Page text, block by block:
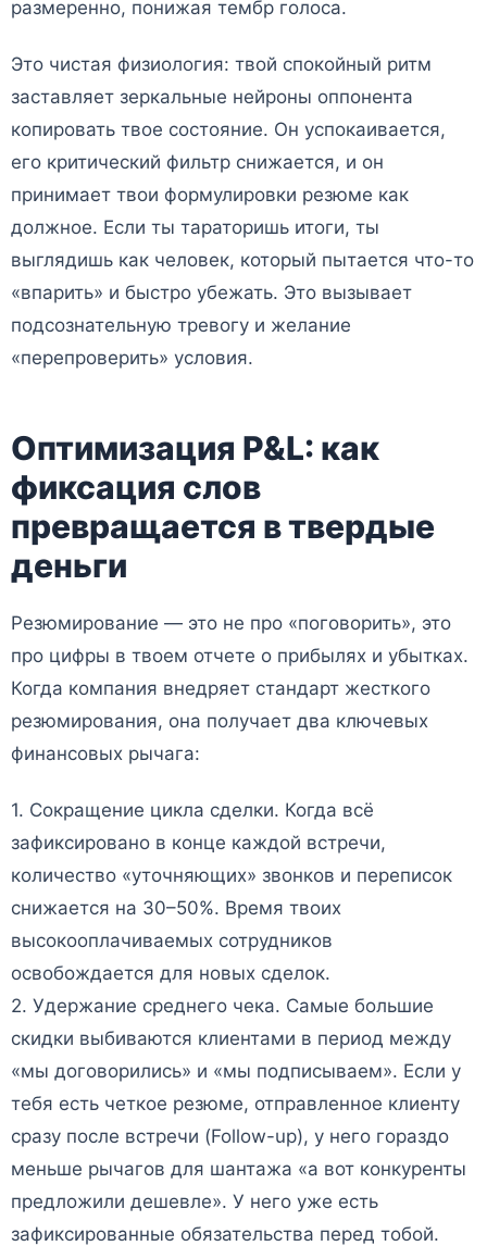
размеренно, понижая тембр голоса.
Это чистая физиология: твой спокойный ритм
заставляет зеркальные нейроны оппонента
копировать твое состояние. Он успокаивается,
его критический фильтр снижается, и он
принимает твои формулировки резюме как
должное. Если ты тараторишь итоги, ты
выглядишь как человек, который пытается что-то
«впарить» и быстро убежать. Это вызывает
подсознательную тревогу и желание
«перепроверить» условия.
Оптимизация P&L: как
фиксация слов
превращается в твердые
деньги
Резюмирование — это не про «поговорить», это
про цифры в твоем отчете о прибылях и убытках.
Когда компания внедряет стандарт жесткого
резюмирования, она получает два ключевых
финансовых рычага:
1. Сокращение цикла сделки. Когда всё
зафиксировано в конце каждой встречи,
количество «уточняющих» звонков и переписок
снижается на 30–50%. Время твоих
высокооплачиваемых сотрудников
освобождается для новых сделок.
2. Удержание среднего чека. Самые большие
скидки выбиваются клиентами в период между
«мы договорились» и «мы подписываем». Если у
тебя есть четкое резюме, отправленное клиенту
сразу после встречи (Follow-up), у него гораздо
меньше рычагов для шантажа «а вот конкуренты
предложили дешевле». У него уже есть
зафиксированные обязательства перед тобой.